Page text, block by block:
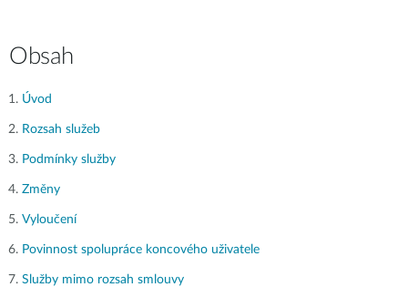
Obsah
Úvod
Rozsah služeb
Podmínky služby
Změny
Vyloučení
Povinnost spolupráce koncového uživatele
Služby mimo rozsah smlouvy